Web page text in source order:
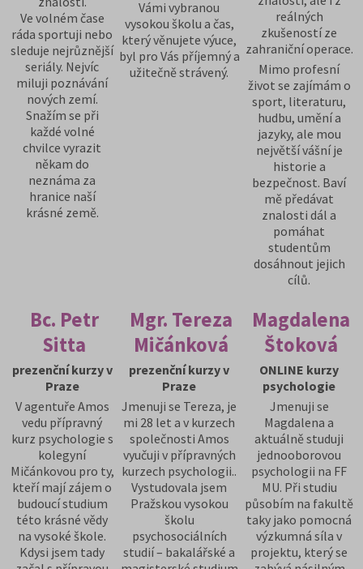
Ve volném čase
ráda sportuji nebo
sleduje nejrůznější
seriály. Nejvíc
miluji poznávání
nových zemí.
Snažím se při
každé volné
chvilce vyrazit
někam do
neznáma za
hranice naší
krásné země.
Vámi vybranou
vysokou školu a čas,
který věnujete výuce,
byl pro Vás příjemný a
užitečně strávený.
reálných
zkušeností ze
zahraniční operace.
Mimo profesní
život se zajímám o
sport, literaturu,
hudbu, umění a
jazyky, ale mou
největší vášní je
historie a
bezpečnost. Baví
mě předávat
znalosti dál a
pomáhat
studentům
dosáhnout jejich
cílů.
Bc. Petr
Sitta
prezenční kurzy v
Praze
V agentuře Amos
vedu přípravný
kurz psychologie s
kolegyní
Mičánkovou pro ty,
kteří mají zájem o
budoucí studium
této krásné vědy
na vysoké škole.
Kdysi jsem tady
Mgr. Tereza
Mičánková
prezenční kurzy v
Praze
Jmenuji se Tereza, je
mi 28 let a v kurzech
společnosti Amos
vyučuji v přípravných
kurzech psychologii..
Vystudovala jsem
Pražskou vysokou
školu
psychosociálních
studií – bakalářské a
Magdalena
Štoková
ONLINE kurzy
psychologie
Jmenuji se
Magdalena a
aktuálně studuji
jednooborovou
psychologii na FF
MU. Při studiu
působím na fakultě
taky jako pomocná
výzkumná síla v
projektu, který se